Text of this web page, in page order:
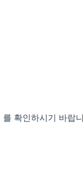
를 확인하시기 바랍